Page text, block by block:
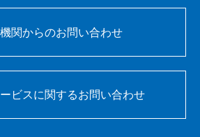
関からのお問い合わせ
ビスに関するお問い合わせ